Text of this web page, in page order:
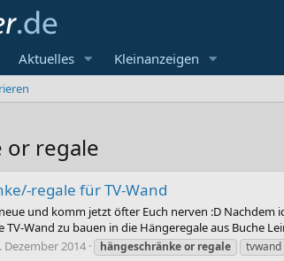
Aktuelles Kleinanzeigen
or regale
regale für TV-Wand
und komm jetzt öfter Euch nerven :D Nachdem
TV-Wand zu bauen in die Hängeregale aus Buche
Dezember 2014 hängeschränkeor regale tvwand